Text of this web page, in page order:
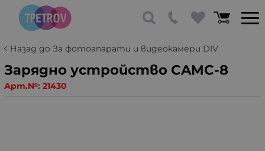
Назад до За фотоапарати и видеокамери DIV
Зарядно устройство CAMC-8
Арт.№: 21430